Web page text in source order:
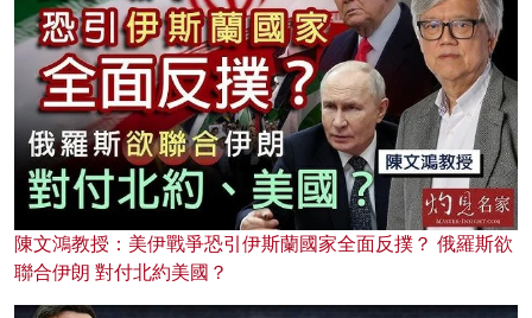
陳文鴻教授：美伊戰爭恐引伊斯蘭國家全面反撲？ 俄羅斯欲
聯合伊朗 對付北約美國？